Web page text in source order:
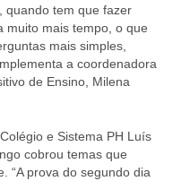
quando tem que fazer
muito mais tempo, o que
mais simples,
a coordenadora
de Ensino, Milena
e Sistema PH Luís
cobrou temas que
“A prova do segundo dia